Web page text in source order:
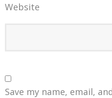
Website
Save my name, email,